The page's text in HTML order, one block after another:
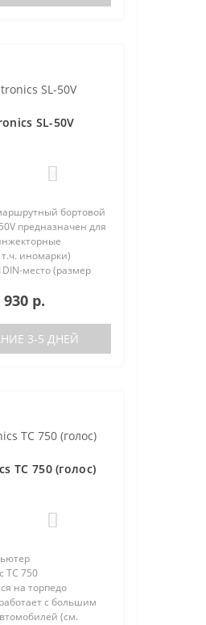
SL-50V
бортовой
предназначен для
иномарки)
место (размер
как с ЭБУ (список
ЭБУ предст..
930 р.
3-5 ДНЕЙ
TC 750 (голос)
TC 750
на торпедо
с большим
(см.